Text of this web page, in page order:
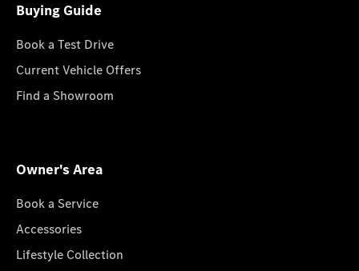
Buying Guide
Book a Test Drive
Current Vehicle Offers
Find a Showroom
Owner's Area
Book a Service
Accessories
Lifestyle Collection